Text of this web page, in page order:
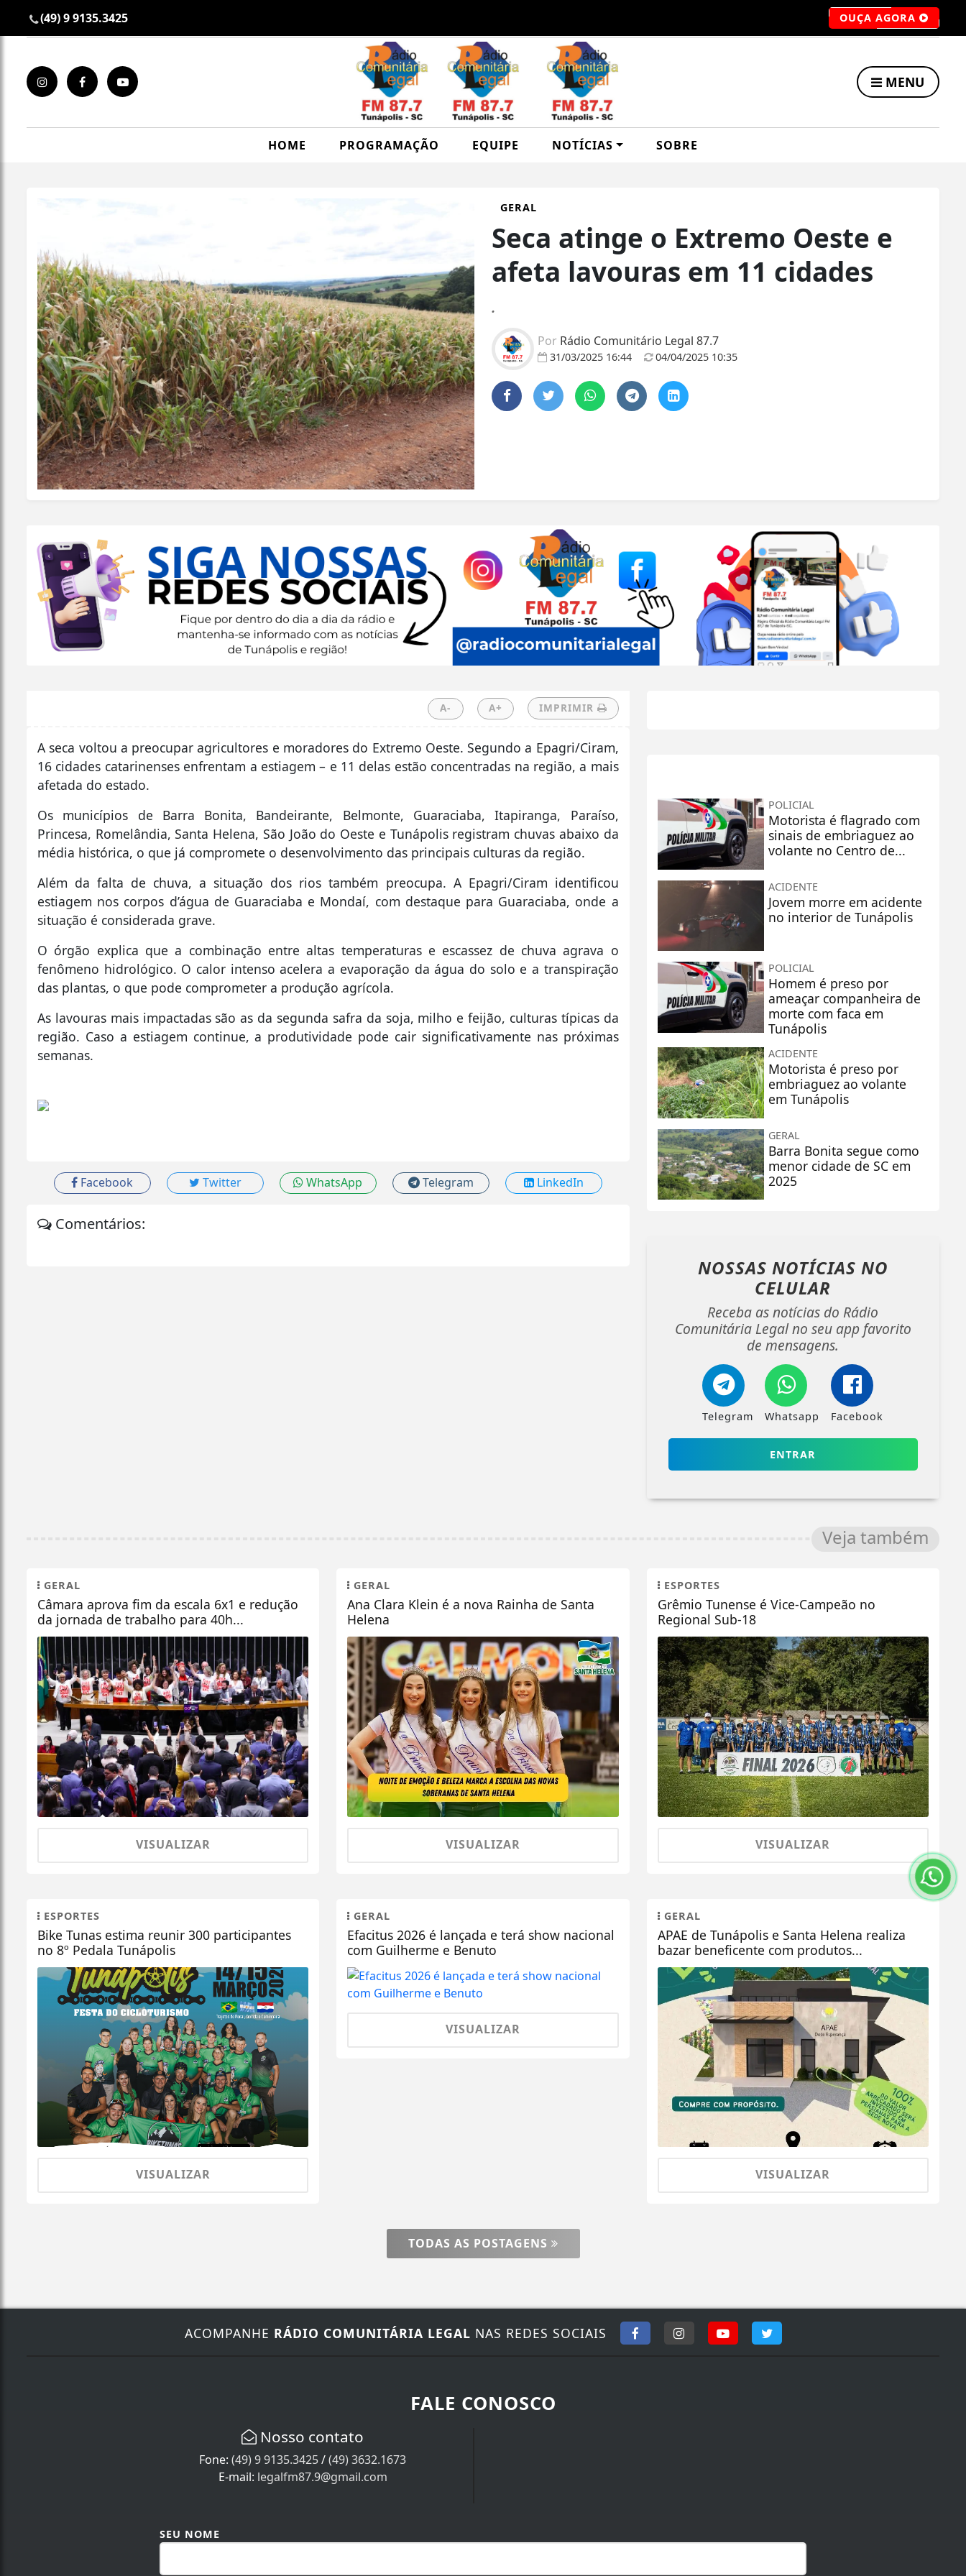
(49) 9 9135.3425 OUÇA AGORA
MENU
HOME PROGRAMAÇÃO EQUIPE NOTÍCIAS SOBRE
GERAL
Seca atinge o Extremo Oeste e
afeta lavouras em 11 cidades
.
Por Rádio Comunitário Legal 87.7
31/03/2025 16:44 04/04/2025 10:35
A- A+ IMPRIMIR
A seca voltou a preocupar agricultores e moradores do Extremo Oeste. Segundo a Epagri/Ciram,
16 cidades catarinenses enfrentam a estiagem – e 11 delas estão concentradas na região, a mais
afetada do estado.
Os municípios de Barra Bonita, Bandeirante, Belmonte, Guaraciaba, Itapiranga, Paraíso,
Princesa, Romelândia, Santa Helena, São João do Oeste e Tunápolis registram chuvas abaixo da
média histórica, o que já compromete o desenvolvimento das principais culturas da região.
Além da falta de chuva, a situação dos rios também preocupa. A Epagri/Ciram identificou
estiagem nos corpos d’água de Guaraciaba e Mondaí, com destaque para Guaraciaba, onde a
situação é considerada grave.
O órgão explica que a combinação entre altas temperaturas e escassez de chuva agrava o
fenômeno hidrológico. O calor intenso acelera a evaporação da água do solo e a transpiração
das plantas, o que pode comprometer a produção agrícola.
As lavouras mais impactadas são as da segunda safra da soja, milho e feijão, culturas típicas da
região. Caso a estiagem continue, a produtividade pode cair significativamente nas próximas
semanas.
Facebook Twitter WhatsApp Telegram LinkedIn
Comentários:
POLICIAL
Motorista é flagrado com
sinais de embriaguez ao
volante no Centro de...
ACIDENTE
Jovem morre em acidente
no interior de Tunápolis
POLICIAL
Homem é preso por
ameaçar companheira de
morte com faca em
Tunápolis
ACIDENTE
Motorista é preso por
embriaguez ao volante
em Tunápolis
GERAL
Barra Bonita segue como
menor cidade de SC em
2025
NOSSAS NOTÍCIAS NO
CELULAR
Receba as notícias do Rádio
Comunitária Legal no seu app favorito
de mensagens.
Telegram Whatsapp Facebook
ENTRAR
Veja também
GERAL
Câmara aprova fim da escala 6x1 e redução
da jornada de trabalho para 40h...
VISUALIZAR
GERAL
Ana Clara Klein é a nova Rainha de Santa
Helena
VISUALIZAR
ESPORTES
Grêmio Tunense é Vice-Campeão no
Regional Sub-18
VISUALIZAR
ESPORTES
Bike Tunas estima reunir 300 participantes
no 8º Pedala Tunápolis
VISUALIZAR
GERAL
Efacitus 2026 é lançada e terá show nacional
com Guilherme e Benuto
VISUALIZAR
GERAL
APAE de Tunápolis e Santa Helena realiza
bazar beneficente com produtos...
VISUALIZAR
TODAS AS POSTAGENS
ACOMPANHE RÁDIO COMUNITÁRIA LEGAL NAS REDES SOCIAIS
FALE CONOSCO
Nosso contato
Fone:(49) 9 9135.3425/(49) 3632.1673
E-mail: legalfm87.9@gmail.com
SEU NOME